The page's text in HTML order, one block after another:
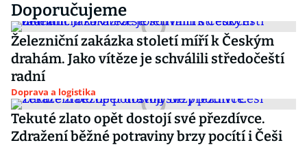
Doporučujeme
Železniční zakázka století míří k Českým
drahám. Jako vítěze je schválili středočeští
radní
Doprava a logistika
Tekuté zlato opět dostojí své přezdívce.
Zdražení běžné potraviny brzy pocítí i Češi